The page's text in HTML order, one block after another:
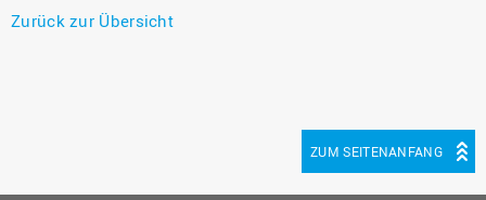
Zurück zur Übersicht
ZUM SEITENANFANG